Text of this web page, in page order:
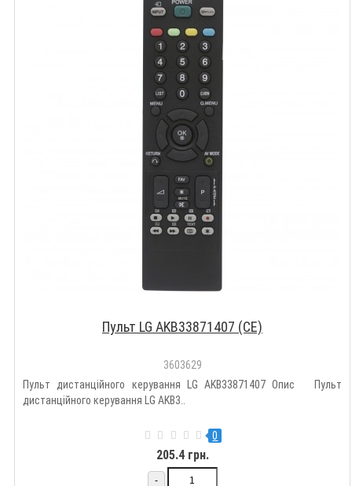
Пульт LG AKB33871407 (CE)
3603629
Пульт дистанційного керування LG AKB33871407 Опис Пульт
дистанційного керування LG AKB3..
0
205.4 грн.
-